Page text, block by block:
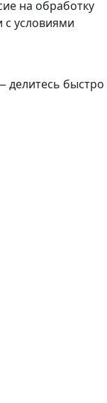
на обработку
с условиями
делитесь быстро